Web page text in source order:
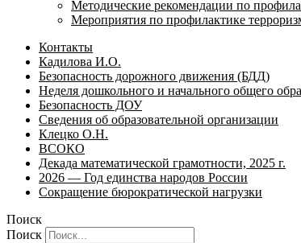
Методические рекомендации по
Мероприятия по профилактике
Контакты
Кадилова И.О.
Безопасность дорожного движения (БДД)
Неделя дошкольного и начального общего
Безопасность ДОУ
Сведения об образовательной организации
Клецко О.Н.
ВСОКО
Декада математической грамотности, 2025 г.
2026 — Год единства народов России
Сокращение бюрократической нагрузки
Поиск
Поиск